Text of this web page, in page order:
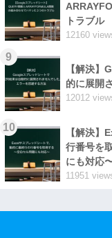
トラブル
12160
9
【解決
的に展開
12012
10
【解決】
行番号を
にも対応
11951